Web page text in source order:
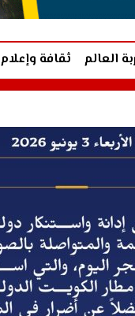
العالم ثقافة وإعلام